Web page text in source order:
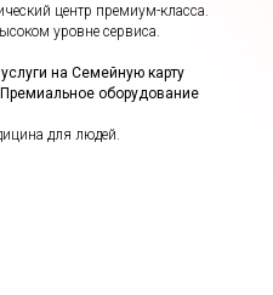
центр премиум-класса.
уровне сервиса.
на Семейную карту
оборудование
для людей.